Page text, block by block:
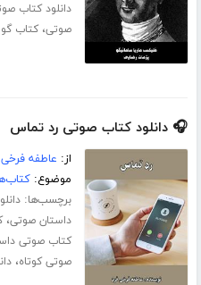
دانلود کتاب
صوتی،کتاب
🎧 دانلود کتاب صوتی رد تماس
از: عاطفه
موضوع:
برچسب‌ها:
داستان صوتی،
کتاب صوتی
صوتی کوتاه،